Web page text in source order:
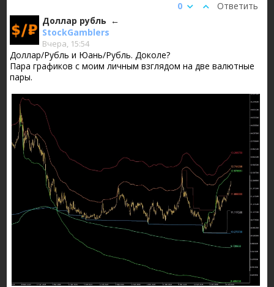
Ответить
0
Доллар рубль
StockGamblers
Вчера, 15:54
Доллар/Рубль и Юань/Рубль. Доколе?
Пара графиков с моим личным взглядом на две валютные
пары.